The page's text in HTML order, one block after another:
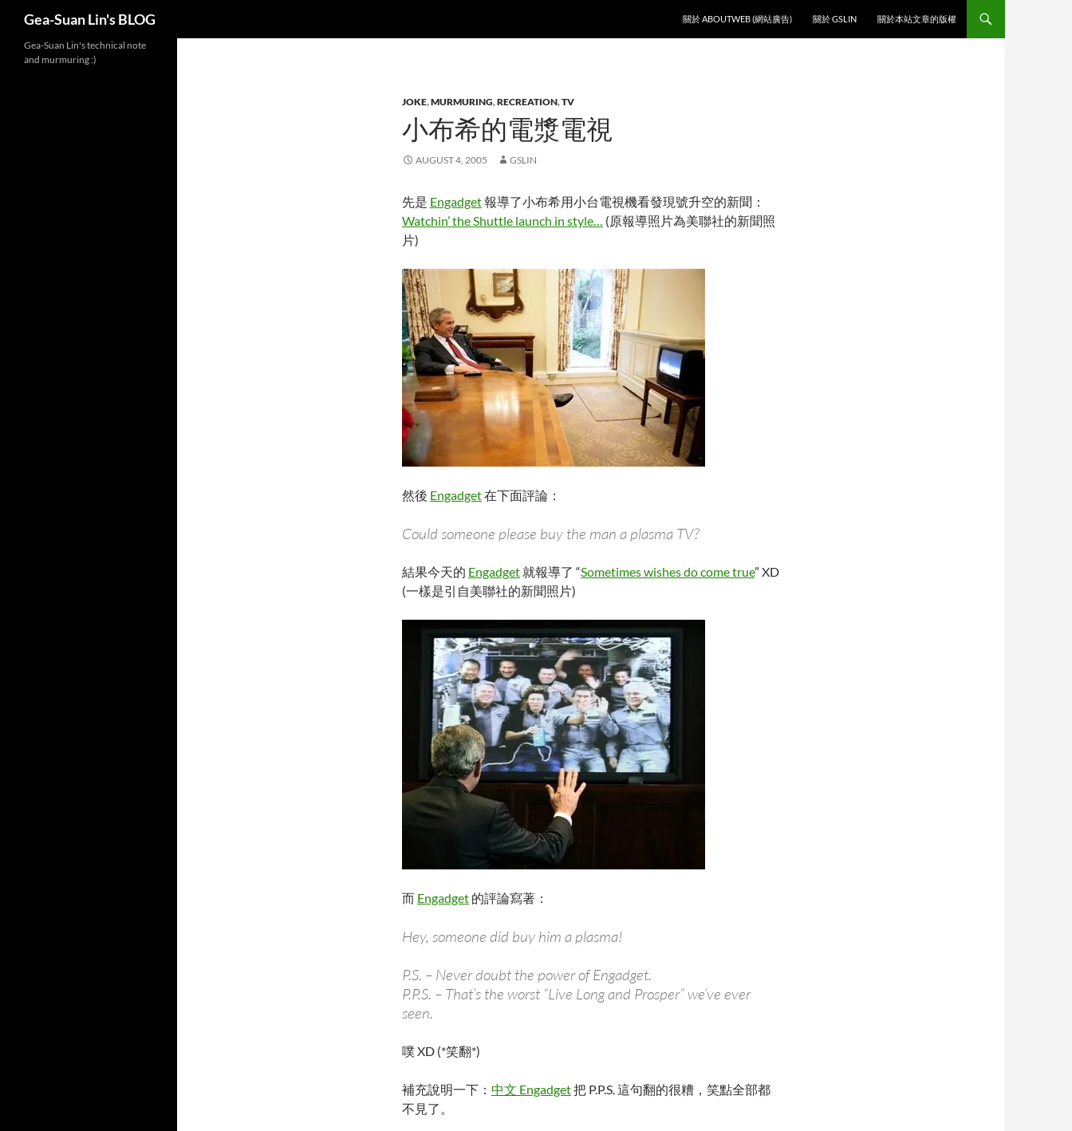
Gea-Suan Lin's BLOG
關於 ABOUTWEB (網站廣告)
關於 GSLIN 關於本站文章的版權
JOKE,MURMURING,RECREATION,TV
小布希的電漿電視
AUGUST 4, 2005 GSLIN
先是 Engadget報導了小布希用小台電視機看發現號升空的新聞：
Watchin’ the Shuttle launch in style… (原報導照片為美聯社的新聞照
片)
然後 Engadget在下面評論：
Could someone please buy the man a plasma TV?
結果今天的 Engadget 就報導了 “Sometimes wishes do come true” XD
(一樣是引自美聯社的新聞照片)
而 Engadget 的評論寫著：
Hey, someone did buy him a plasma!
P.S. – Never doubt the power of Engadget.
P.P.S. – That’s the worst “Live Long and Prosper” we’ve ever
seen.
噗 XD (*笑翻*)
補充說明一下： 中文 Engadget把 P.P.S. 這句翻的很糟，笑點全部都
不見了。
Gea-Suan Lin's technical note
and murmuring :)